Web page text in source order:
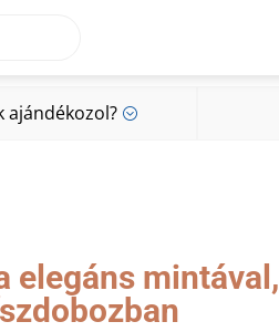
ajándékozol? ;
elegáns mintával,